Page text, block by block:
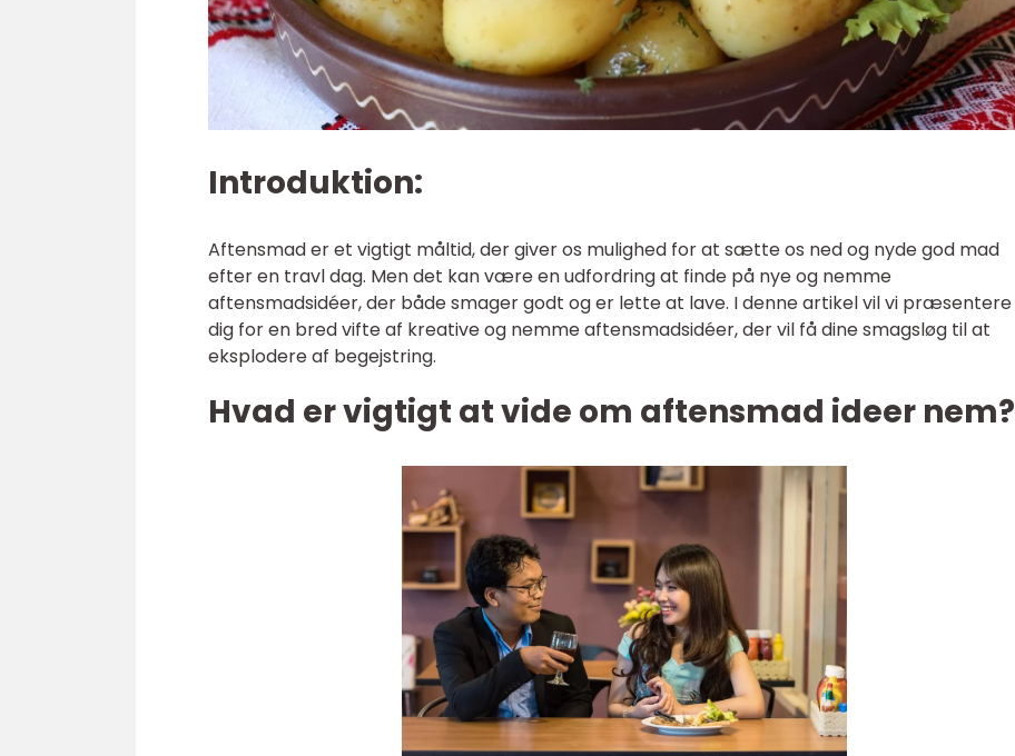
Introduktion:
Aftensmad er et vigtigt måltid, der giver os mulighed for at sætte os ned og nyde god mad
efter en travl dag. Men det kan være en udfordring at finde på nye og nemme
aftensmadsidéer, der både smager godt og er lette at lave. I denne artikel vil vi præsentere
dig for en bred vifte af kreative og nemme aftensmadsidéer, der vil få dine smagsløg til at
eksplodere af begejstring.
Hvad er vigtigt at vide om aftensmad ideer nem?